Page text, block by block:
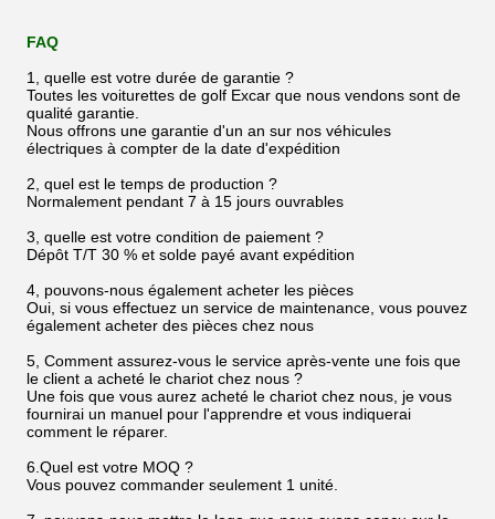
FAQ
1, quelle est votre durée de garantie ?
Toutes les voiturettes de golf Excar que nous vendons sont de
qualité garantie.
Nous offrons une garantie d'un an sur nos véhicules
électriques à compter de la date d'expédition
2, quel est le temps de production ?
Normalement pendant 7 à 15 jours ouvrables
3, quelle est votre condition de paiement ?
Dépôt T/T 30 % et solde payé avant expédition
4, pouvons-nous également acheter les pièces
Oui, si vous effectuez un service de maintenance, vous pouvez
également acheter des pièces chez nous
5, Comment assurez-vous le service après-vente une fois que
le client a acheté le chariot chez nous ?
Une fois que vous aurez acheté le chariot chez nous, je vous
fournirai un manuel pour l'apprendre et vous indiquerai
comment le réparer.
6.Quel est votre MOQ ?
Vous pouvez commander seulement 1 unité.